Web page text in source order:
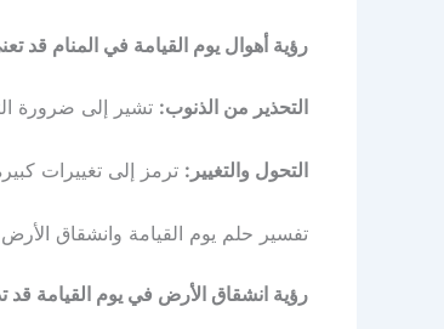
رؤية أهوال يوم القيامة في المنام قد
التحذير من الذنوب: تشير إلى ضرورة
التحول والتغيير: ترمز إلى تغييرات
تفسير حلم يوم القيامة وانشقاق الأرض
رؤية انشقاق الأرض في يوم القيامة قد